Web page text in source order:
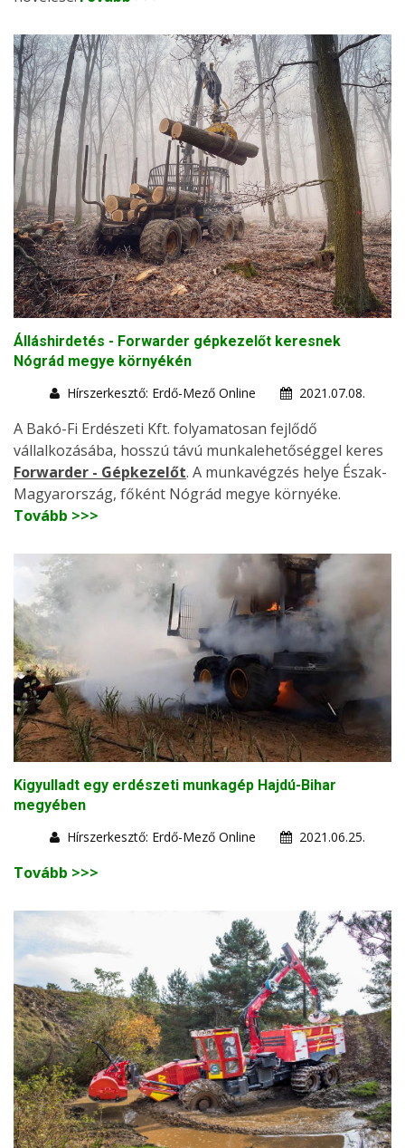
Álláshirdetés - Forwarder gépkezelőt keresnek
Nógrád megye környékén
Hírszerkesztő: Erdő-Mező Online
2021.07.08.
A Bakó-Fi Erdészeti Kft. folyamatosan fejlődő
vállalkozásába, hosszú távú munkalehetőséggel keres
Forwarder - Gépkezelőt. A munkavégzés helye Észak-
Magyarország, főként Nógrád megye környéke.
Tovább >>>
Kigyulladt egy erdészeti munkagép Hajdú-Bihar
megyében
Hírszerkesztő: Erdő-Mező Online
2021.06.25.
Tovább >>>